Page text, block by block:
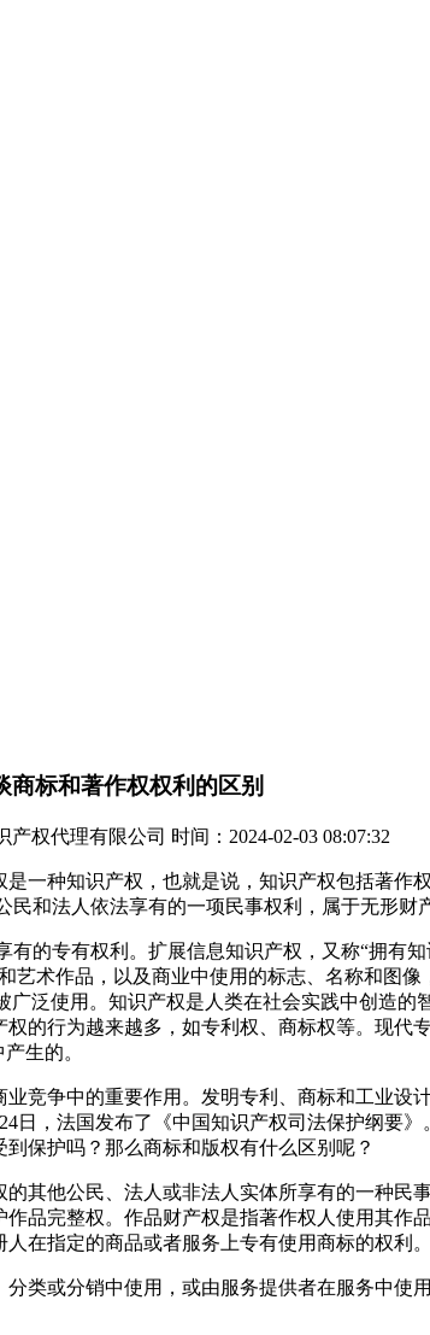
商标和著作权权利的区别
权代理有限公司 时间：2024-02-03 08:07:32
一种知识产权，也就是说，知识产权包括著作
和法人依法享有的一项民事权利，属于无形财
的专有权利。扩展信息知识产权，又称“拥有
术作品，以及商业中使用的标志、名称和图
泛使用。知识产权是人类在社会实践中创造
的行为越来越多，如专利权、商标权等。现代
生的。
竞争中的重要作用。发明专利、商标和工业设
，法国发布了《中国知识产权司法保护纲要
保护吗？那么商标和版权有什么区别呢？
其他公民、法人或非法人实体所享有的一种民
品完整权。作品财产权是指著作权人使用其作
在指定的商品或者服务上专有使用商标的权利。
类或分销中使用，或由服务提供者在服务中使